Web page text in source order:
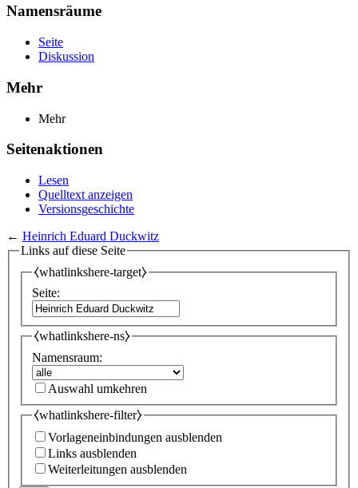
Namensräume
Seite
Diskussion
Mehr
Mehr
Seitenaktionen
Lesen
Quelltext anzeigen
Versionsgeschichte
← Heinrich Eduard Duckwitz
Links auf diese Seite
⧼whatlinkshere-target⧽
Seite:
⧼whatlinkshere-ns⧽
Namensraum:
Auswahl umkehren
⧼whatlinkshere-filter⧽
Vorlageneinbindungen ausblenden
Links ausblenden
Weiterleitungen ausblenden